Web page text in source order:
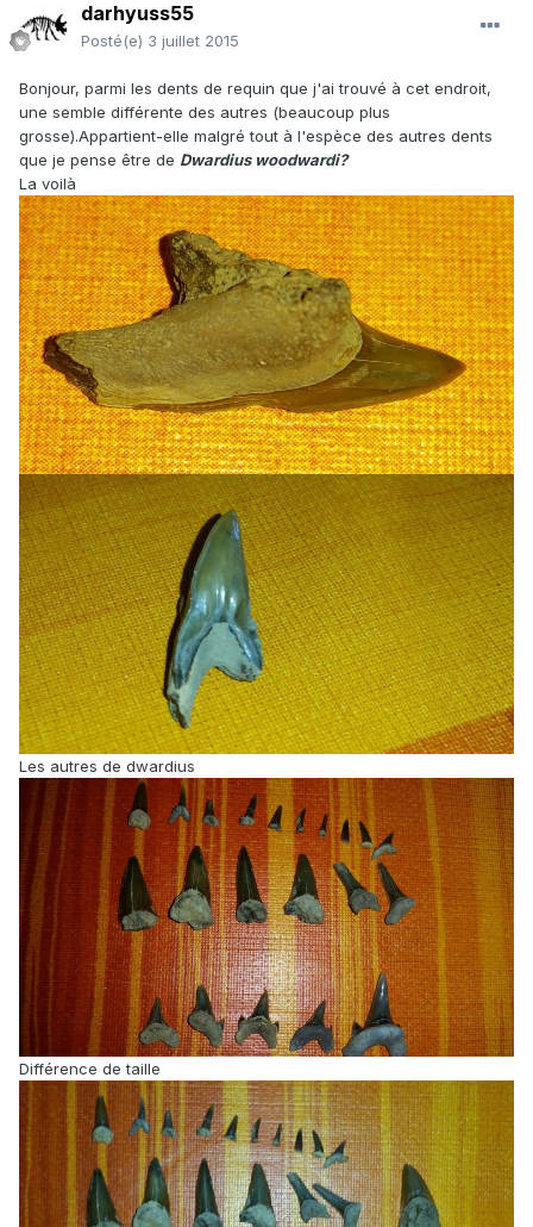
darhyuss55
Posté(e) 3 juillet 2015
Bonjour, parmi les dents de requin que j'ai trouvé à cet endroit,
une semble différente des autres (beaucoup plus
grosse).Appartient-elle malgré tout à l'espèce des autres dents
que je pense être de Dwardius woodwardi?
La voilà
Les autres de dwardius
Différence de taille